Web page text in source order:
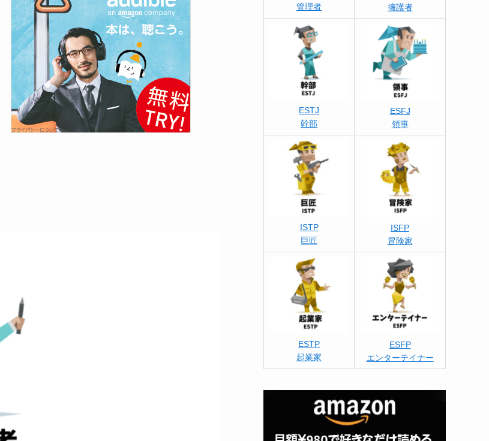
管理者
擁護者
ESTJ
幹部
ESFJ
領事
ISTP
巨匠
ISFP
冒険家
ESTP
起業家
ESFP
エンターテイナー